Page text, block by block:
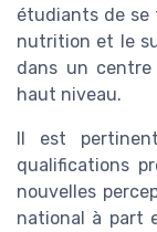
étudiants de se
nutrition et le
dans un
haut niveau.
Il est
qualifications
nouvelles
national à part